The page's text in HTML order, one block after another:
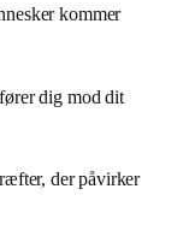
kommer
dig mod dit
der påvirker